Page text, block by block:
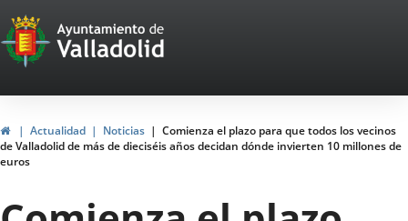
Portal
Web
del
Ayuntamiento
de
Valladolid
InicioActualidad Noticias
Comienza el plazo para que todos los vecinos
de Valladolid de más de dieciséis años decidan dónde invierten 10 millones de
euros